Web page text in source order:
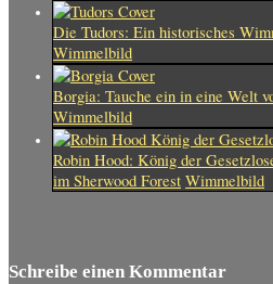
Die Tudors: Ein historisches
Wimmelbild
Borgia: Tauche ein in eine Welt
Wimmelbild
Robin Hood: König der
im Sherwood Forest Wimmelbild
Schreibe einen Kommentar